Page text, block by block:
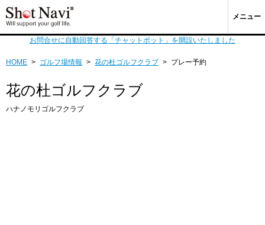
メニュー
お問合せに自動回答する「チャットボット」を開設いたしました
HOME > ゴルフ場情報 > 花の杜ゴルフクラブ > プレー予約
花の杜ゴルフクラブ
ハナノモリゴルフクラブ